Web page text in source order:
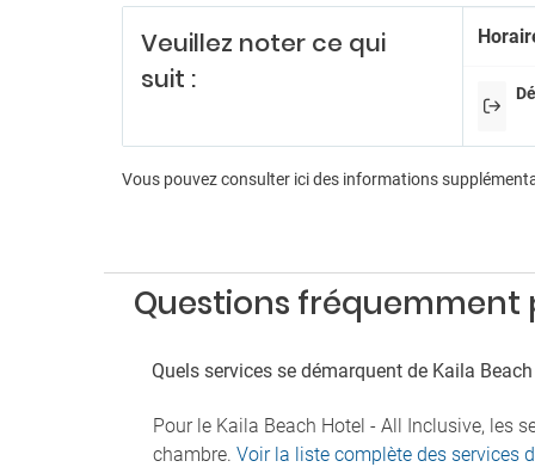
Salle
Veuillez noter ce qui
suit :
Vous pouvez consulter ici des informations
Questions fréquemment
Quels services se démarquent de Kaila
Pour le Kaila Beach Hotel - All Inclusive, les
chambre. Voir la liste complète des services